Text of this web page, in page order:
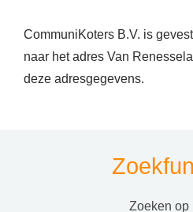
CommuniKoters B.V. is
naar het adres Van
deze adresgegevens.
zoeken